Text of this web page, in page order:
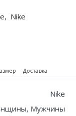
, Nike
Доставка
Nike
Мужчины